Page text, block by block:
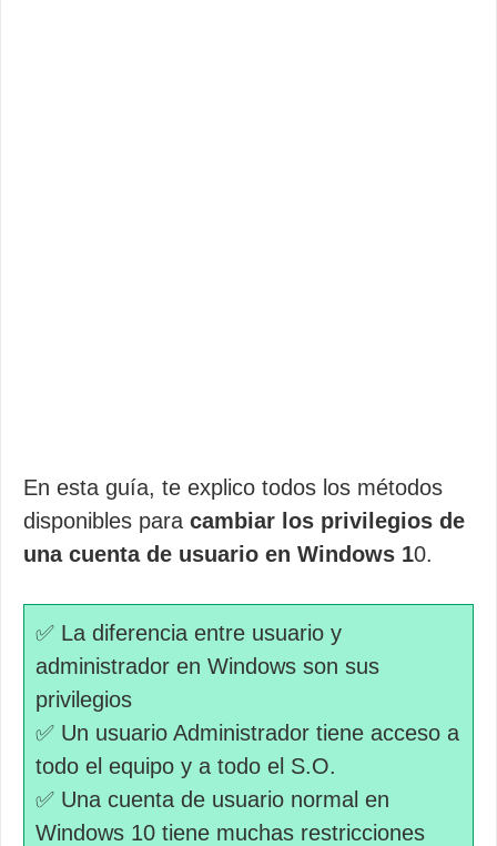
En esta guía, te explico todos los métodos
disponibles para cambiar los privilegios de
una cuenta de usuario en Windows 10.
✅ La diferencia entre usuario y
administrador en Windows son sus
privilegios
✅ Un usuario Administrador tiene acceso a
todo el equipo y a todo el S.O.
✅ Una cuenta de usuario normal en
Windows 10 tiene muchas restricciones